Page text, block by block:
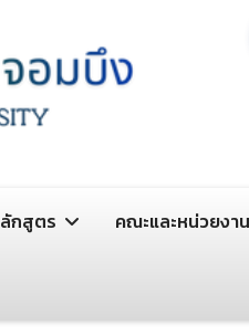
กสูตร คณะและหน่วยงาน